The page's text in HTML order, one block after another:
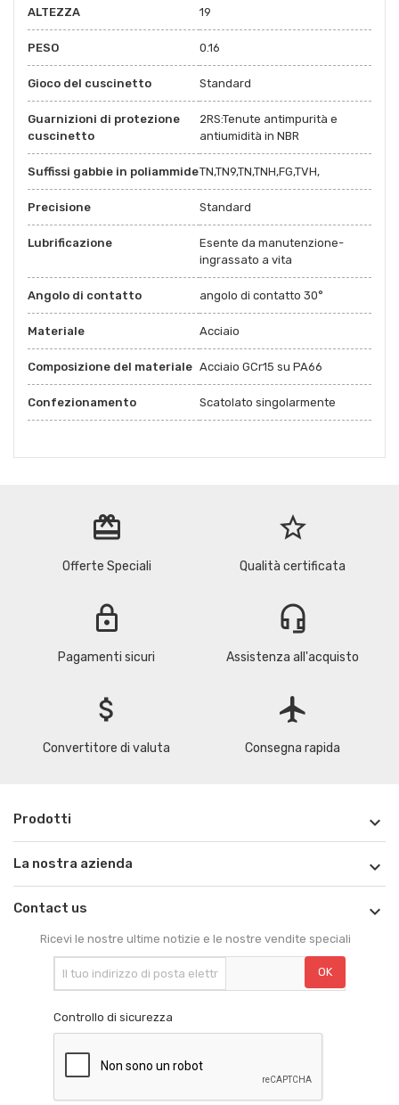
ALTEZZA 19
PESO 0.16
Gioco del cuscinetto Standard
Guarnizioni di protezione
cuscinetto
2RS:Tenute antimpurità e
antiumidità in NBR
Suffissi gabbie in poliammideTN,TN9,TN,TNH,FG,TVH,
Precisione Standard
Lubrificazione
Esente da manutenzione-
ingrassato a vita
Angolo di contatto angolo di contatto 30°
Materiale Acciaio
Composizione del materiale Acciaio GCr15 su PA66
Confezionamento Scatolato singolarmente
redeem
Offerte Speciali
star_border
Qualità certificata
lock
Pagamenti sicuri
headset_mic
Assistenza all'acquisto
attach_money
Convertitore di valuta
flight
Consegna rapida
Prodotti 
La nostra azienda 
Contact us 
Ricevi le nostre ultime notizie e le nostre vendite speciali
Controllo di sicurezza